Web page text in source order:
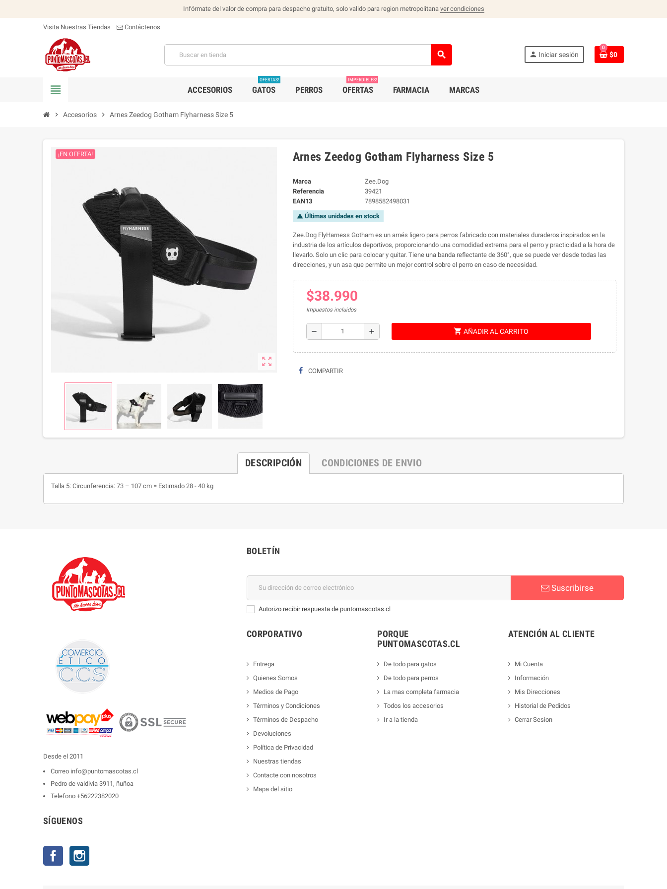
Infórmate del valor de compra para despacho gratuito, solo valido para region metropolitana ver condiciones
Visita Nuestras Tiendas Contáctenos
search person Iniciar sesión
0
$0
view_headline ACCESORIOS GATOS
OFERTAS!
PERROS OFERTAS
IMPERDIBLES!
FARMACIA MARCAS
chevron_right Accesorios chevron_right Arnes Zeedog Gotham Flyharness Size 5
zoom_out_map
¡EN OFERTA! Arnes Zeedog Gotham Flyharness Size 5
Marca
Zee.Dog
Referencia
39421
EAN13
7898582498031
warning Últimas unidades en stock
Zee.Dog FlyHarness Gotham es un arnés ligero para perros fabricado con materiales duraderos inspirados en la
industria de los artículos deportivos, proporcionando una comodidad extrema para el perro y practicidad a la hora de
llevarlo. Solo un clic para colocar y quitar. Tiene una banda reflectante de 360​​°, que se puede ver desde todas las
direcciones, y un asa que permite un mejor control sobre el perro en caso de necesidad.
$38.990
Impuestos incluidos
remove add shopping_cart AÑADIR AL CARRITO
COMPARTIR
DESCRIPCIÓN CONDICIONES DE ENVIO
Talla 5: Circunferencia: 73 – 107 cm = Estimado 28 - 40 kg
Desde el 2011
Correo info@puntomascotas.cl
Pedro de valdivia 3911, ñuñoa
Telefono +56222382020
SÍGUENOS
Facebook
BOLETÍN
Suscribirse
Autorizo recibir respuesta de puntomascotas.cl
CORPORATIVO
Entrega
Quienes Somos
Medios de Pago
Términos y Condiciones
Términos de Despacho
Devoluciones
Política de Privacidad
Nuestras tiendas
Contacte con nosotros
Mapa del sitio
PORQUE
PUNTOMASCOTAS.CL
De todo para gatos
De todo para perros
La mas completa farmacia
Todos los accesorios
Ir a la tienda
ATENCIÓN AL CLIENTE
Mi Cuenta
Información
Mis Direcciones
Historial de Pedidos
Cerrar Sesion